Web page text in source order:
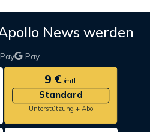
News werden
Pay Pay
9 €/mtl.
Standard
Unterstützung + Abo